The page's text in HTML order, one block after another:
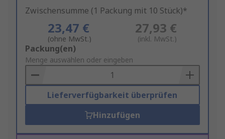
Zwischensumme (1 Packung mit 10 Stück)*
23,47 €
(ohne MwSt.)
27,93 €
(inkl. MwSt.)
Add
to
Basket
Packung(en)
Menge auswählen oder eingeben
Lieferverfügbarkeit überprüfen
Hinzufügen